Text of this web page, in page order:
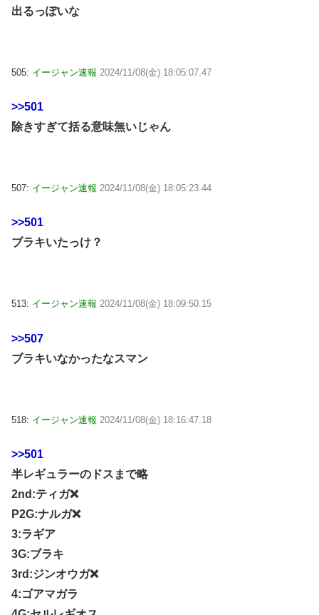
出るっぽいな
505: イージャン速報 2024/11/08(金) 18:05:07.47
>>501
除きすぎて括る意味無いじゃん
507: イージャン速報 2024/11/08(金) 18:05:23.44
>>501
ブラキいたっけ？
513: イージャン速報 2024/11/08(金) 18:09:50.15
>>507
ブラキいなかったなスマン
518: イージャン速報 2024/11/08(金) 18:16:47.18
>>501
半レギュラーのドスまで略
2nd:ティガ❌
P2G:ナルガ❌
3:ラギア
3G:ブラキ
3rd:ジンオウガ❌
4:ゴアマガラ